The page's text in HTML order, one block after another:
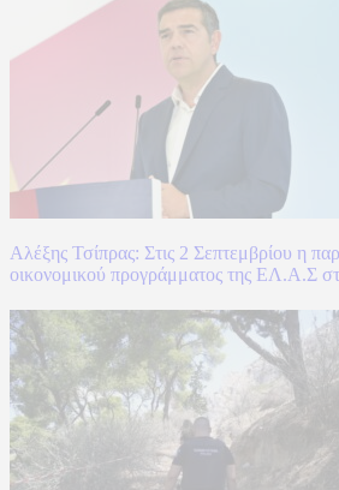
Αλέξης Τσίπρας: Στις 2 Σεπτεμβρίου η
οικονομικού προγράμματος της ΕΛ.Α.Σ